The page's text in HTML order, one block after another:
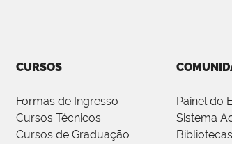
CURSOS
Formas de Ingresso
Cursos Técnicos
Cursos de Graduação
Painel do
Sistema
Bibliotecas